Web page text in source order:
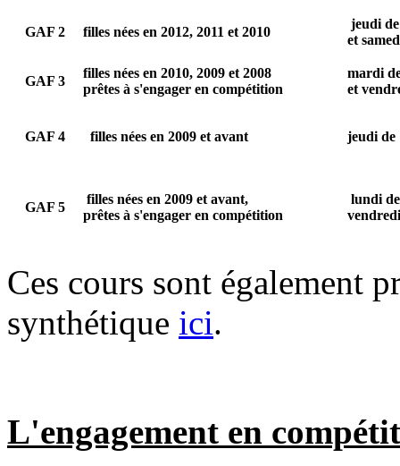
GAF 2 filles nées en 2012, 2011 et 2010
jeudi
et
GAF 3
filles nées en 2010, 2009 et 2008
prêtes à s'engager en compétition
mardi
et
GAF 4 filles nées en 2009 et avant jeudi de
GAF 5
filles nées en 2009 et avant,
prêtes à s'engager en compétition
lundi
Ces cours sont également
synthétique ici.
L'engagement en